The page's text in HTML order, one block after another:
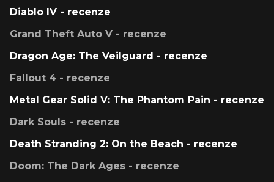
Diablo IV - recenze
Grand Theft Auto V - recenze
Dragon Age: The Veilguard - recenze
Fallout 4 - recenze
Metal Gear Solid V: The Phantom Pain - recenze
Dark Souls - recenze
Death Stranding 2: On the Beach - recenze
Doom: The Dark Ages - recenze